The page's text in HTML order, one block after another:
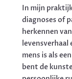
In mijn
diagnoses of
herkennen
levensverhaal
mens is als
bent de